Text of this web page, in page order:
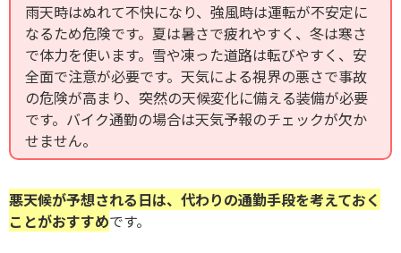
雨天時はぬれて不快になり、強風時は運転が不安定に
なるため危険です。夏は暑さで疲れやすく、冬は寒さ
で体力を使います。雪や凍った道路は転びやすく、安
全面で注意が必要です。天気による視界の悪さで事故
の危険が高まり、突然の天候変化に備える装備が必要
です。バイク通勤の場合は天気予報のチェックが欠か
せません。
悪天候が予想される日は、代わりの通勤手段を考えておく
ことがおすすめです。